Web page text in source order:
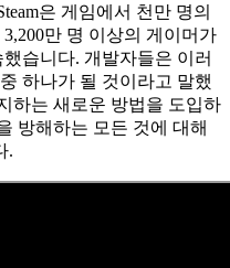
은 게임에서 천만 명의
만 명 이상의 게이머가
습니다. 개발자들은 이러
하나가 될 것이라고 말했
하는 새로운 방법을 도입하
방해하는 모든 것에 대해
.